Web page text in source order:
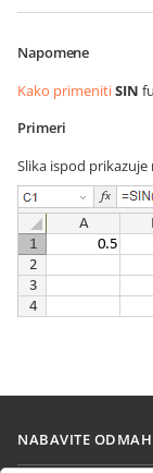
Napomene
Kako primenitiSIN
Primeri
Slika ispod
NABAVITE ODMAH